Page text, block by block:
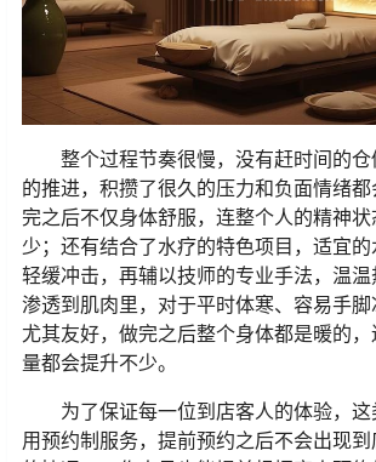
整个过程节奏很慢，没有赶时间的
的推进，积攒了很久的压力和负面情绪
完之后不仅身体舒服，连整个人的精神
少；还有结合了水疗的特色项目，适宜
轻缓冲击，再辅以技师的专业手法，温
渗透到肌肉里，对于平时体寒、容易手
尤其友好，做完之后整个身体都是暖的
量都会提升不少。
为了保证每一位到店客人的体验，
用预约制服务，提前预约之后不会出现